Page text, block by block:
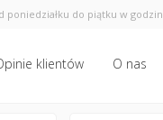
do piątku w
klientów O nas